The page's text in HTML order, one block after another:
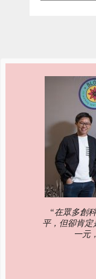
“在眾多創
平，但卻肯定
一元